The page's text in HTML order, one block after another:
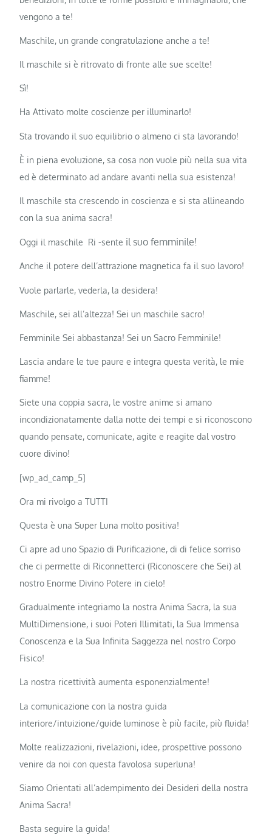
vengono a te!
Maschile, un grande congratulazione anche a te!
Il maschile si è ritrovato di fronte alle sue scelte!
Sì!
Ha Attivato molte coscienze per illuminarlo!
Sta trovando il suo equilibrio o almeno ci sta lavorando!
È in piena evoluzione, sa cosa non vuole più nella sua vita
ed è determinato ad andare avanti nella sua esistenza!
Il maschile sta crescendo in coscienza e si sta allineando
con la sua anima sacra!
Oggi il maschile Ri -sente il suo femminile!
Anche il potere dell’attrazione magnetica fa il suo lavoro!
Vuole parlarle, vederla, la desidera!
Maschile, sei all’altezza! Sei un maschile sacro!
Femminile Sei abbastanza! Sei un Sacro Femminile!
Lascia andare le tue paure e integra questa verità, le mie
fiamme!
Siete una coppia sacra, le vostre anime si amano
incondizionatamente dalla notte dei tempi e si riconoscono
quando pensate, comunicate, agite e reagite dal vostro
cuore divino!
[wp_ad_camp_5]
Ora mi rivolgo a TUTTI
Questa è una Super Luna molto positiva!
Ci apre ad uno Spazio di Purificazione, di di felice sorriso
che ci permette di Riconnetterci (Riconoscere che Sei) al
nostro Enorme Divino Potere in cielo!
Gradualmente integriamo la nostra Anima Sacra, la sua
MultiDimensione, i suoi Poteri Illimitati, la Sua Immensa
Conoscenza e la Sua Infinita Saggezza nel nostro Corpo
Fisico!
La nostra ricettività aumenta esponenzialmente!
La comunicazione con la nostra guida
interiore/intuizione/guide luminose è più facile, più fluida!
Molte realizzazioni, rivelazioni, idee, prospettive possono
venire da noi con questa favolosa superluna!
Siamo Orientati all’adempimento dei Desideri della nostra
Anima Sacra!
Basta seguire la guida!